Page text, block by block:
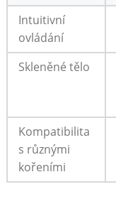
Intuitivní
ovládání
Skleněné tělo
Kompatibilita
s různými
kořeními